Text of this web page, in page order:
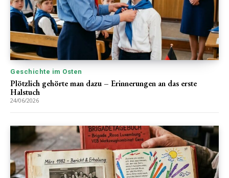
Geschichte im Osten
Plötzlich gehörte man dazu – Erinnerungen an das erste
Halstuch
24/06/2026